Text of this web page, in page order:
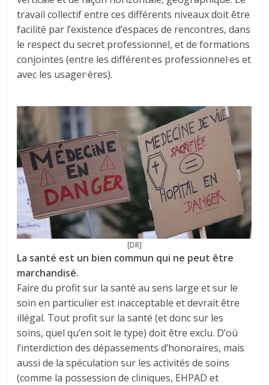
travail collectif entre ces différents niveaux doit être
facilité par l’existence d’espaces de rencontres, dans
le respect du secret professionnel, et de formations
conjointes (entre les différent·es professionnel·es et
avec les usager·ères).
[DR]
La santé est un bien commun qui ne peut être
marchandisé.
Faire du profit sur la santé au sens large et sur le
soin en particulier est inacceptable et devrait être
illégal. Tout profit sur la santé (et donc sur les
soins, quel qu’en soit le type) doit être exclu. D’où
l’interdiction des dépassements d’honoraires, mais
aussi de la spéculation sur les activités de soins
(comme la possession de cliniques, EHPAD et